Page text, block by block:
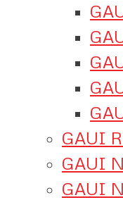
GAUI
GAUI
GAUI